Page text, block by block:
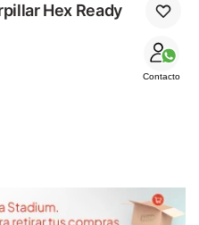
Hex Ready
Contacto